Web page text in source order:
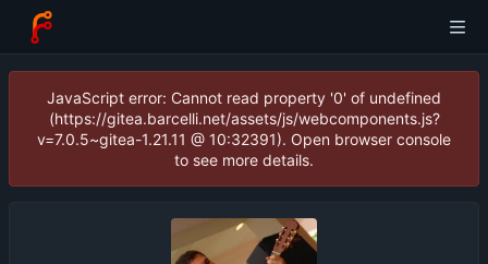
JavaScript error: Cannot read property '0' of undefined
(https://gitea.barcelli.net/assets/js/webcomponents.js?
v=7.0.5~gitea-1.21.11 @ 10:32391). Open browser console
to see more details.